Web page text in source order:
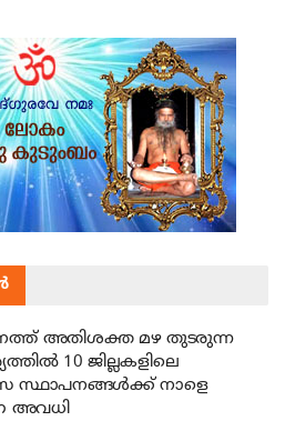
അതിശക്ത മഴ തുടരുന്ന
10 ജില്ലകളിലെ
സ്ഥാപനങ്ങൾക്ക് നാളെ
അവധി